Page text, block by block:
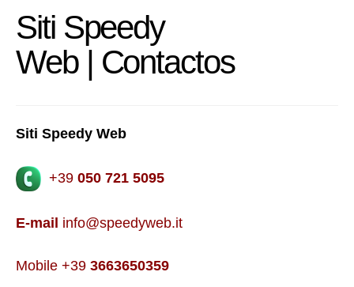
Siti Speedy
Web | Contactos
Siti Speedy Web
+39 050 721 5095
E-mail info@speedyweb.it
Mobile +39 3663650359